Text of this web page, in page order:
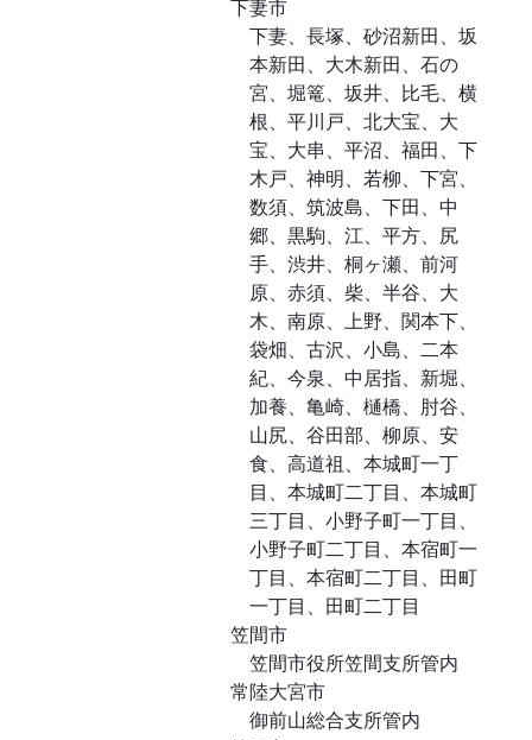
下妻市
下妻、長塚、砂沼新田、坂
本新田、大木新田、石の
宮、堀篭、坂井、比毛、横
根、平川戸、北大宝、大
宝、大串、平沼、福田、下
木戸、神明、若柳、下宮、
数須、筑波島、下田、中
郷、黒駒、江、平方、尻
手、渋井、桐ヶ瀬、前河
原、赤須、柴、半谷、大
木、南原、上野、関本下、
袋畑、古沢、小島、二本
紀、今泉、中居指、新堀、
加養、亀崎、樋橋、肘谷、
山尻、谷田部、柳原、安
食、高道祖、本城町一丁
目、本城町二丁目、本城町
三丁目、小野子町一丁目、
小野子町二丁目、本宿町一
丁目、本宿町二丁目、田町
一丁目、田町二丁目
笠間市
笠間市役所笠間支所管内
常陸大宮市
御前山総合支所管内